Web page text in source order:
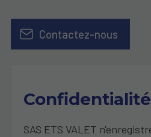
Contactez-nous
Confidentialité
SAS ETS VALET